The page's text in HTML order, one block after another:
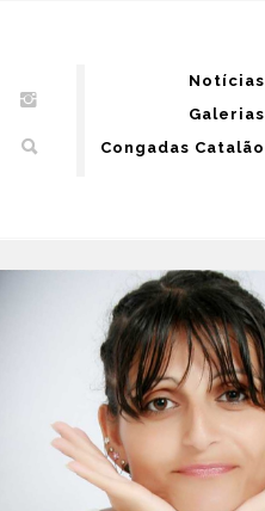
Notícias
Galerias
Congadas Catalão